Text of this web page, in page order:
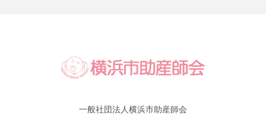
一般社団法人横浜市助産師会